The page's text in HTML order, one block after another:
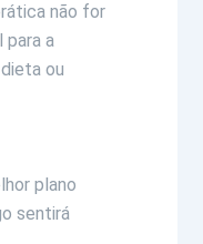
não for
para a
ou
plano
sentirá